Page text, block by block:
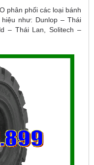
phân phối các loại bánh
như: Dunlop – Thái
– Thái Lan, Solitech –